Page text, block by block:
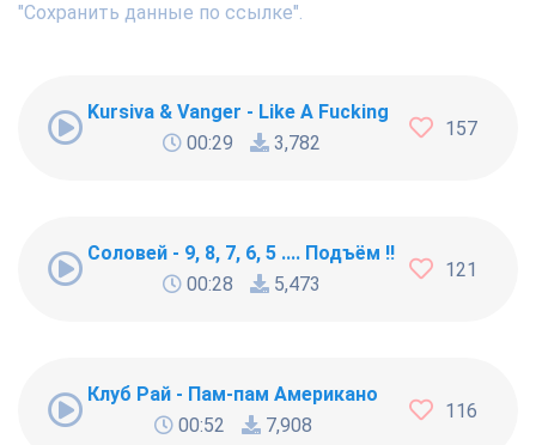
"Сохранить данные по ссылке".
Kursiva & Vanger - Like A Fucking Newbie
00:29
3,782
157
Соловей - 9, 8, 7, 6, 5 .... Подъём !!!
00:28
5,473
121
Клуб Рай - Пам-пам Американо
00:52
7,908
116